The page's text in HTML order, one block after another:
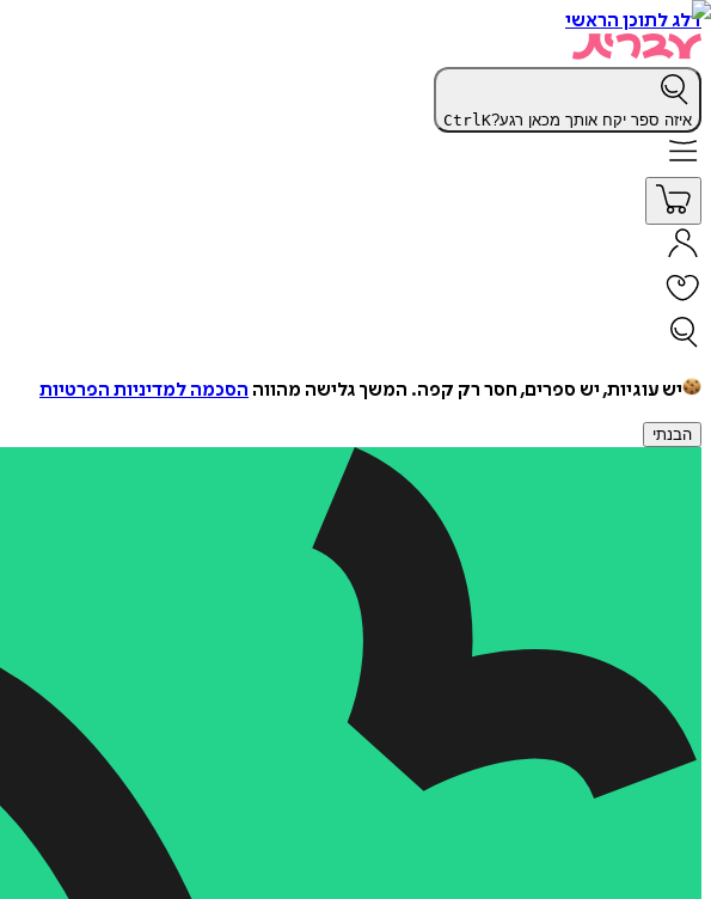
דלג לתוכן הראשי
איזה ספר יקח אותך מכאן רגע? CtrlK
יש עוגיות, יש ספרים, חסר רק קפה. המשך גלישה מהווה הסכמה למדיניות הפרטיות
הבנתי